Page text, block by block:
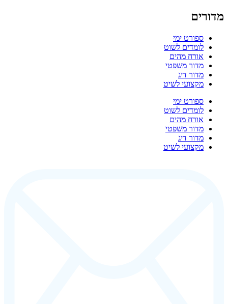
מדורים
ספורט ימי
לומדים לשוט
אורח מהים
מדור משפטי
מדור דיג
מקצועי לשיט
ספורט ימי
לומדים לשוט
אורח מהים
מדור משפטי
מדור דיג
מקצועי לשיט